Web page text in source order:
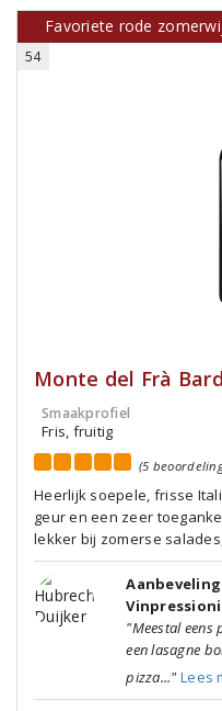
Favoriete rode
54
Monte del Frà
Smaakprofiel
Fris, fruitig
(5
Heerlijk soepele, frisse
geur en een zeer
lekker bij zomerse
"Meestal eens
een lasagne
pizza..." Lees